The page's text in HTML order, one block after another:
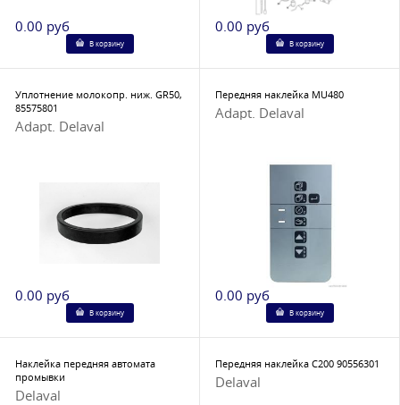
0.00 руб
В корзину
0.00 руб
В корзину
Уплотнение молокопр. ниж. GR50,
85575801
Adapt. Delaval
0.00 руб
В корзину
Передняя наклейка MU480
Adapt. Delaval
0.00 руб
В корзину
Наклейка передняя автомата
промывки
Delaval
Передняя наклейка С200 90556301
Delaval